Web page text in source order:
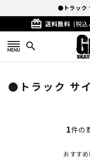
●トラック
card_giftcard 送料無料 (税
search
●トラック サ
1件の
おすす